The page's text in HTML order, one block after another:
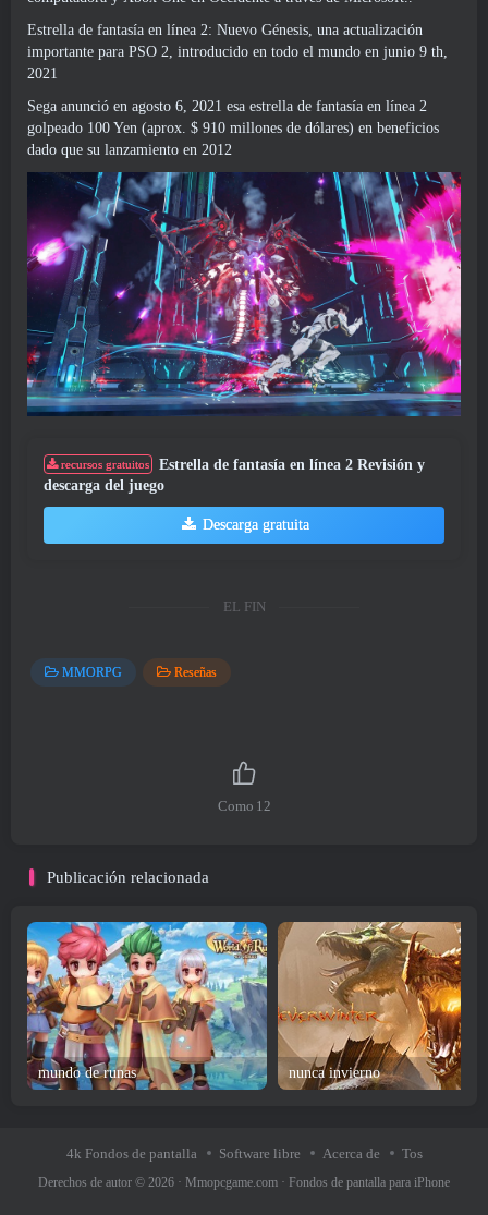
Estrella de fantasía en línea 2: Nuevo Génesis, una actualización
importante para PSO 2, introducido en todo el mundo en junio 9 th,
2021
Sega anunció en agosto 6, 2021 esa estrella de fantasía en línea 2
golpeado 100 Yen (aprox. $ 910 millones de dólares) en beneficios
dado que su lanzamiento en 2012
recursos gratuitos
Estrella de fantasía en línea 2 Revisión y
descarga del juego
Descarga gratuita
EL FIN
MMORPG Reseñas
Como 12
Publicación relacionada
mundo de runas nunca invierno
4k Fondos de pantalla Software libre Acerca de Tos
Derechos de autor © 2026 · Mmopcgame.com · Fondos de pantalla para iPhone